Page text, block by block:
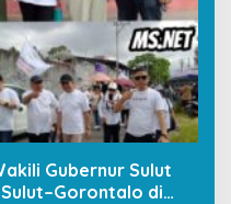
Gubernur Sulut
Sulut–Gorontalo di